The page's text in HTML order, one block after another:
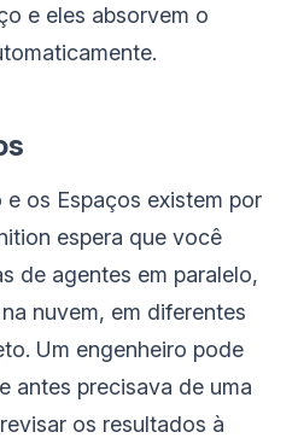
e eles absorvem o
os Espaços existem por
espera que você
de agentes em paralelo,
nuvem, em diferentes
Um engenheiro pode
antes precisava de uma
os resultados à